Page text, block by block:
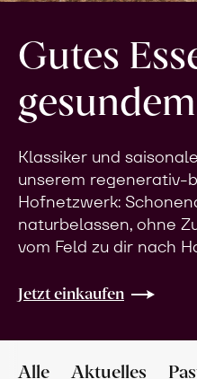
Gutes
Klassiker und
unserem regenerativ-
Hofnetzwerk:
naturbelassen, ohne
vom Feld zu dir nach
Jetzt einkaufen
Alle Aktuelles